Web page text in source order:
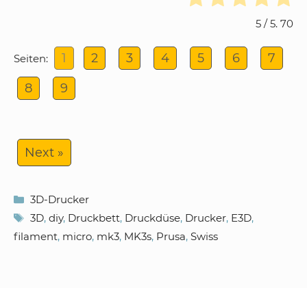
5 / 5. 70
Seiten: 1 2 3 4 5 6
7
8
9
Next »
Kategorien
3D-Drucker
Schlagwörter
3D, diy, Druckbett, Druckdüse, Drucker, E3D,
filament, micro, mk3, MK3s, Prusa, Swiss